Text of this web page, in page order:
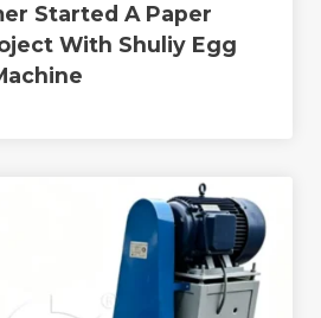
Started A Paper
With Shuliy Egg